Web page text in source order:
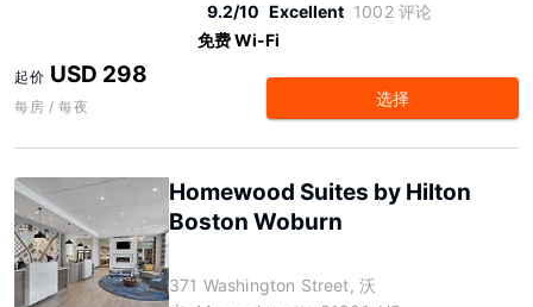
9.2/10 Excellent 1002 评论
免费 Wi-Fi
起价 USD 298
每房 / 每夜 选择
Homewood Suites by Hilton
Boston Woburn
371 Washington Street, 沃